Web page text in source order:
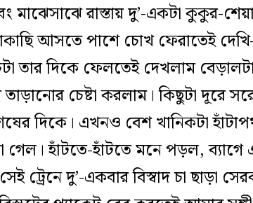
মাঝেসাঝে রাস্তায় দু’-একটা কুকুর-
আসতে পাশে চোখ ফেরাতেই
তার দিকে ফেলতেই দেখলাম
চেষ্টা করলাম। কিছুটা দূরে
দিকে। এখনও বেশ খানিকটা
গেল। হাঁটতে-হাঁটতে মনে পড়ল, ব্যাগে
ট্রেনে দু’-একবার বিস্বাদ চা ছাড়া